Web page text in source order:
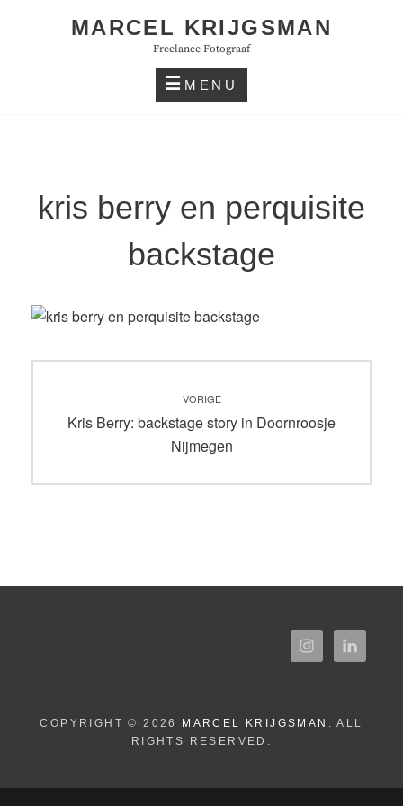
MARCEL KRIJGSMAN
Freelance Fotograaf
MENU
kris berry en perquisite
backstage
navigatie
VORIGE
Vorig
Kris Berry: backstage story in Doornroosje
Nijmegen
COPYRIGHT © 2026 MARCEL KRIJGSMAN . ALL
RIGHTS RESERVED.